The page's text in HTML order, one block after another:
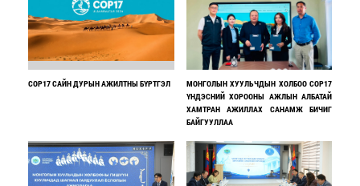
COP17 САЙН ДУРЫН АЖИЛТНЫ БҮРТГЭЛ
МОНГОЛЫН ХУУЛЬЧДЫН ХОЛБОО COP17
ҮНДЭСНИЙ ХОРООНЫ АЖЛЫН АЛБАТАЙ
ХАМТРАН АЖИЛЛАХ САНАМЖ БИЧИГ
БАЙГУУЛЛАА